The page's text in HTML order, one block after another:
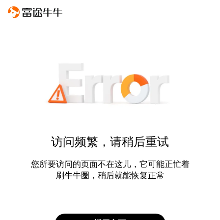
访问频繁，请稍后重试
您所要访问的页面不在这儿，它可能正忙着
刷牛牛圈，稍后就能恢复正常